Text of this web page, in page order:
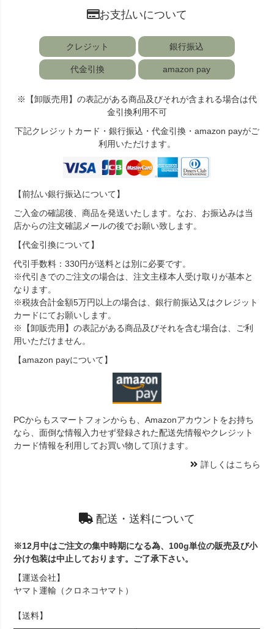
お支払いについて
クレジット 銀行振込
代金引換 amazon pay
※【卸販売用】の表記がある商品及びそれが含まれる場合は代
金引換利用不可
下記クレジットカード・銀行振込・代金引換・amazon payがご
利用いただけます。
【前払い銀行振込について】
ご入金の確認後、商品を発送いたします。なお、お振込みは当
店からの注文確認メールの後でお願い致します。
【代金引換について】
代引手数料：330円が送料とは別に必要です。
※代引きでのご注文の場合は、注文主様本人受け取りが基本と
なります。
※税抜合計金額5万円以上の場合は、銀行前振込又はクレジット
カードにてお願いします。
※【卸販売用】の表記がある商品及びそれを含む場合は、ご利
用いただけません。
【amazon payについて】
PCからもスマートフォンからも、Amazonアカウントをお持ち
なら、面倒な情報入力せず登録された配送先情報やクレジット
カード情報を利用してお買い物して頂けます。
詳しくはこちら
配送・送料について
※12月中はご注文の集中時期になる為、100g単位の販売及び小
分け包装は中止しております。ご了承下さい。
【運送会社】
ヤマト運輸（クロネコヤマト）
【送料】